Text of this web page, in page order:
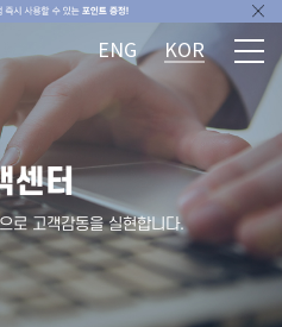
ENG KOR
센터
로 고객감동을 실현합니다.